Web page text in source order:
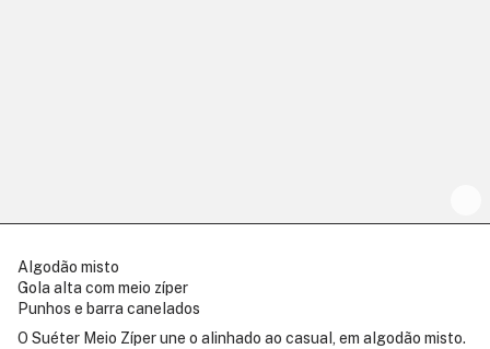
Algodão misto
Gola alta com meio zíper
Punhos e barra canelados
O Suéter Meio Zíper une o alinhado ao casual, em algodão misto.